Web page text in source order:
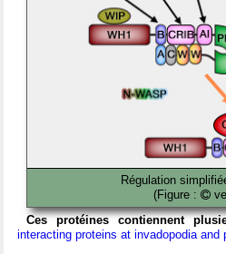
Régulation
(Figure :
Ces protéines contiennent
interacting proteins at invadopodia and